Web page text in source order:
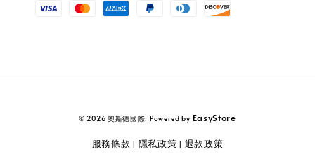
© 2026 奧斯德國際. Powered by EasyStore
服務條款 | 隱私政策 | 退款政策